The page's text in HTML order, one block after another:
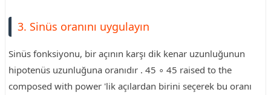
3. Sinüs oranını uygulayın
Sinüs fonksiyonu, bir açının karşı dik kenar uzunluğunun
hipotenüs uzunluğuna oranıdır . 45 ∘ 45 raised to the
composed with power 'lik açılardan birini seçerek bu oranı